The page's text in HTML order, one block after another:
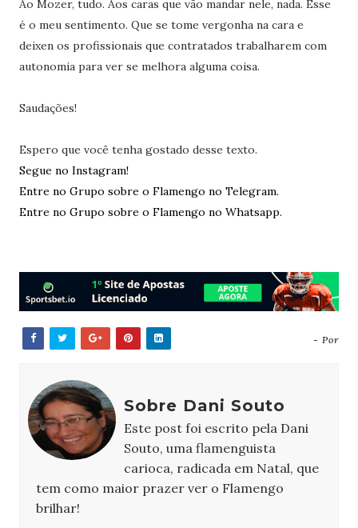
Ao Mozer, tudo. Aos caras que vão mandar nele, nada. Esse
é o meu sentimento. Que se tome vergonha na cara e
deixen os profissionais que contratados trabalharem com
autonomia para ver se melhora alguma coisa.
Saudações!
Espero que você tenha gostado desse texto.
Segue no Instagram!
Entre no Grupo sobre o Flamengo no Telegram.
Entre no Grupo sobre o Flamengo no Whatsapp.
- Por
Sobre Dani Souto
Este post foi escrito pela Dani
Souto, uma flamenguista
carioca, radicada em Natal, que
tem como maior prazer ver o Flamengo
brilhar!